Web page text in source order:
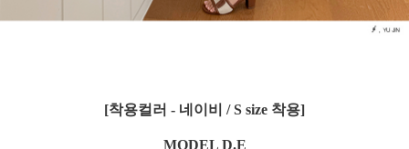
[착용컬러 - 네이비 / S size 착용]
MODEL D.E